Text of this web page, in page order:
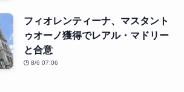
フィオレンティーナ、マスタント
ゥオーノ獲得でレアル・マドリー
と合意
8/6 07:06